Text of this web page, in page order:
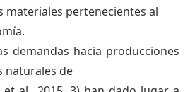
materiales pertenecientes al
demandas hacia producciones
naturales de